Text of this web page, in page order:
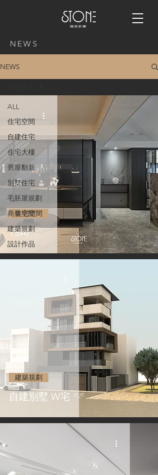
NEWS
NEWS
ALL
住宅空間
自建住宅
住宅大樓
舊屋翻新
別墅住宅
毛胚屋規劃
商業空間
建築規劃
設計作品
TSAI
住宅空間
自建別墅 W宅
建築規劃